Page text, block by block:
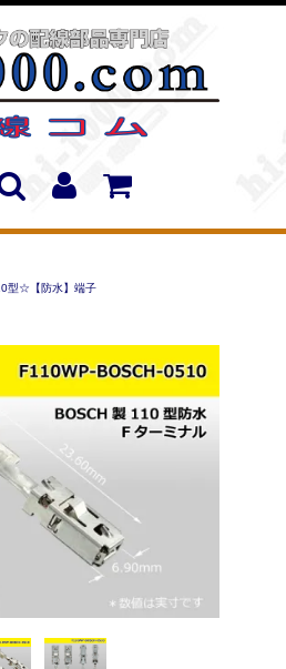
型☆【防水】端子